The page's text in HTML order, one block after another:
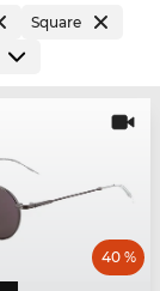
Square
40 %